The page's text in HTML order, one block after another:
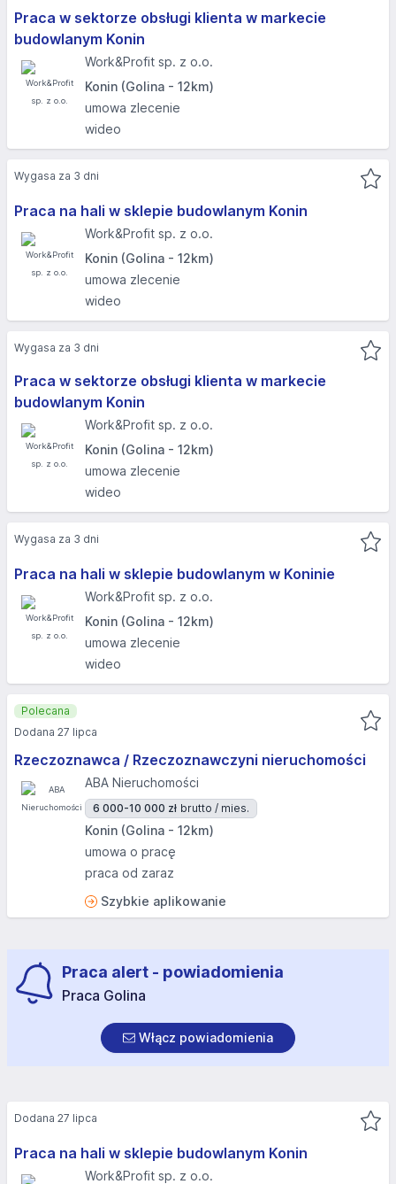
Praca w sektorze obsługi klienta w markecie
budowlanym Konin
Work&Profit sp. z o.o.
Konin (Golina - 12km)
umowa zlecenie
wideo
Praca na hali w sklepie budowlanym Konin
Work&Profit sp. z o.o.
Konin (Golina - 12km)
umowa zlecenie
wideo
Wygasa za 3 dni
Praca w sektorze obsługi klienta w markecie
budowlanym Konin
Work&Profit sp. z o.o.
Konin (Golina - 12km)
umowa zlecenie
wideo
Wygasa za 3 dni
Praca na hali w sklepie budowlanym w Koninie
Work&Profit sp. z o.o.
Konin (Golina - 12km)
umowa zlecenie
wideo
Wygasa za 3 dni
Rzeczoznawca / Rzeczoznawczyni nieruchomości
ABA Nieruchomości
6 000-10 000 zł brutto / mies.
Konin (Golina - 12km)
umowa o pracę
praca od zaraz
Szybkie aplikowanie
Polecana
Dodana 27 lipca
Praca alert - powiadomienia
Praca Golina
Włącz powiadomienia
Praca na hali w sklepie budowlanym Konin
Work&Profit sp. z o.o.
Dodana 27 lipca